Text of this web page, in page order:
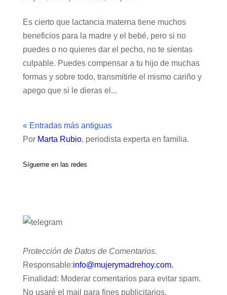
Es cierto que lactancia materna tiene muchos
beneficios para la madre y el bebé, pero si no
puedes o no quieres dar el pecho, no te sientas
culpable. Puedes compensar a tu hijo de muchas
formas y sobre todo, transmitirle el mismo cariño y
apego que si le dieras el...
« Entradas más antiguas
Por Marta Rubio, periodista experta en familia.
Sígueme en las redes
Protección de Datos de Comentarios.
Responsable:info@mujerymadrehoy.com.
Finalidad: Moderar comentarios para evitar spam.
No usaré el mail para fines publicitarios.